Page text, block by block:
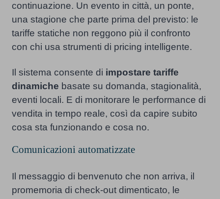
continuazione. Un evento in città, un ponte,
una stagione che parte prima del previsto: le
tariffe statiche non reggono più il confronto
con chi usa strumenti di pricing intelligente.
Il sistema consente di impostare tariffe
dinamiche basate su domanda, stagionalità,
eventi locali. E di monitorare le performance di
vendita in tempo reale, così da capire subito
cosa sta funzionando e cosa no.
Comunicazioni automatizzate
Il messaggio di benvenuto che non arriva, il
promemoria di check-out dimenticato, le